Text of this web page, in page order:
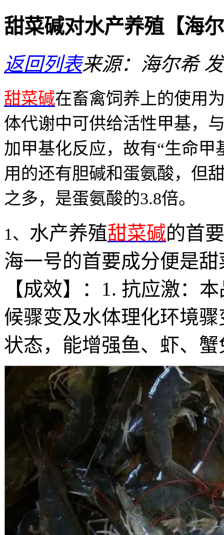
甜菜碱对水产养殖【海
返回列表来源：海尔希
甜菜碱在畜禽饲养上的使用
体代谢中可供给活性甲基，
加甲基化反应，故有“生命甲
用的还有胆碱和蛋氨酸，但
之多，是蛋氨酸的3.8倍。
1、 水产养殖甜菜碱的首
海一号的首要成分便是
【成效】：1. 抗应激：
候骤变及水体理化环境
状态，能增强鱼、虾、